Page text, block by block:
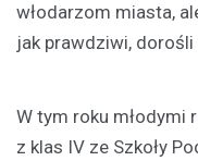
włodarzom miasta,
jak prawdziwi,
W tym roku młodymi
z klas IV ze Szkoły